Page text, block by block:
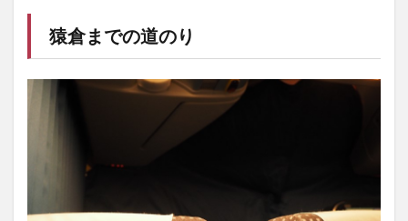
猿倉までの道のり